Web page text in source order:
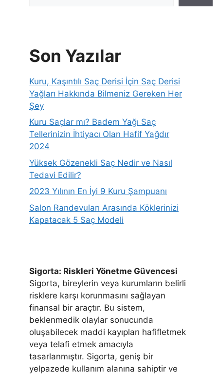
Son Yazılar
Kuru, Kaşıntılı Saç Derisi İçin Saç Derisi
Yağları Hakkında Bilmeniz Gereken Her
Şey
Kuru Saçlar mı? Badem Yağı Saç
Tellerinizin İhtiyacı Olan Hafif Yağdır
2024
Yüksek Gözenekli Saç Nedir ve Nasıl
Tedavi Edilir?
2023 Yılının En İyi 9 Kuru Şampuanı
Salon Randevuları Arasında Köklerinizi
Kapatacak 5 Saç Modeli
Sigorta: Riskleri Yönetme Güvencesi
Sigorta, bireylerin veya kurumların belirli
risklere karşı korunmasını sağlayan
finansal bir araçtır. Bu sistem,
beklenmedik olaylar sonucunda
oluşabilecek maddi kayıpları hafifletmek
veya telafi etmek amacıyla
tasarlanmıştır. Sigorta, geniş bir
yelpazede kullanım alanına sahiptir ve